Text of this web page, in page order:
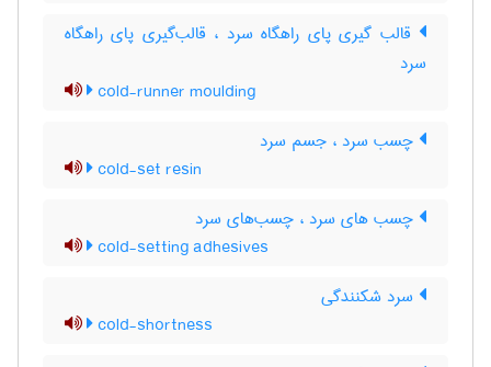
قالب گیری پای راهگاه سرد ، قالب‌گیری پای راهگاه
سرد
cold-runner moulding
چسب سرد ، جسم سرد
cold-set resin
چسب های سرد ، چسب‌های سرد
cold-setting adhesives
سرد شکنندگی
cold-shortness